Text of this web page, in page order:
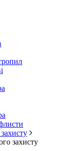
захисту